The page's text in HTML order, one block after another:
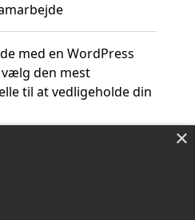
med en WordPress
den mest
til at vedligeholde din
×